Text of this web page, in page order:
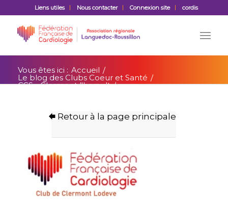
Liens utiles Nous contacter Connexion site cordis
Vous êtes ici : Accueil /
Le blog des Clubs Coeur et Santé /
CCS - Clermont l'herault /
Retour à la page principale